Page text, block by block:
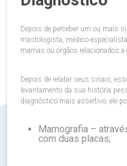
Depois de perceber um ou mais
mastologista, médico
mamas ou órgãos relacionados a
Depois de relatar seus sinais,
levantamento da sua história
diagnóstico mais assertivo, ele
Mamografia –
com duas placas;